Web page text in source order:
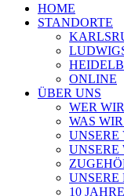
Navigationsmenü
HOME
STANDORTE
ONLINE
ÜBER UNS
WER
WAS
UNSERE
UNSERE
UNSERE
10